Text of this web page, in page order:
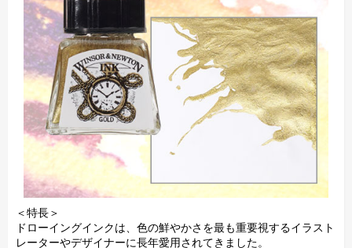
＜特長＞
ドローイングインクは、色の鮮やかさを最も重要視するイラスト
レーターやデザイナーに長年愛用されてきました。